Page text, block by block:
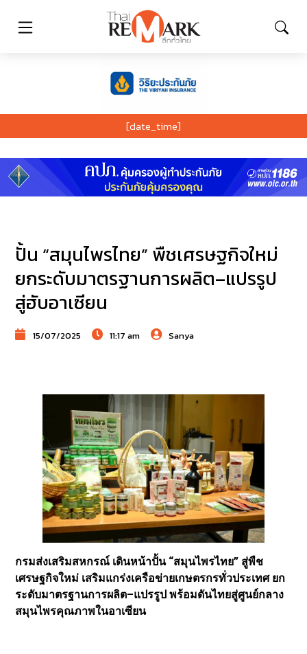
[date_time]
ปั้น “สมุนไพรไทย” พืชเศรษฐกิจใหม่
ยกระดับมาตรฐานการผลิต–แปรรูป
สู่ฮับอาเซียน
15/07/2025 11:17 am Sanya
กรมส่งเสริมสหกรณ์ เดินหน้าปั้น “สมุนไพรไทย” สู่พืช
เศรษฐกิจใหม่ เสริมแกร่งเครือข่ายเกษตรกรทั่วประเทศ ยก
ระดับมาตรฐานการผลิต–แปรรูป พร้อมดันไทยสู่ศูนย์กลาง
สมุนไพรคุณภาพในอาเซียน